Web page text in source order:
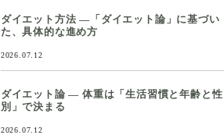
ダイエット方法 ―「ダイエット論」に基づい
た、具体的な進め方
2026.07.12
ダイエット論 ― 体重は「生活習慣と年齢と性
別」で決まる
2026.07.12